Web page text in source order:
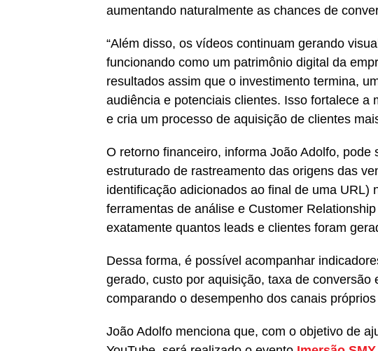
aumentando naturalmente as chances de
“Além disso, os vídeos continuam gerando
funcionando como um patrimônio digital da
resultados assim que o investimento termina,
audiência e potenciais clientes. Isso fortalece a
e cria um processo de aquisição de clientes
O retorno financeiro, informa João Adolfo,
estruturado de rastreamento das origens das
identificação adicionados ao final de uma URL)
ferramentas de análise e Customer
exatamente quantos leads e clientes foram
Dessa forma, é possível acompanhar
gerado, custo por aquisição, taxa de conversão
comparando o desempenho dos canais
João Adolfo menciona que, com o objetivo de